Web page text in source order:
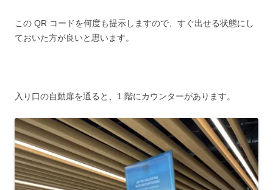
この QR コードを何度も提示しますので、すぐ出せる状態にし
ておいた方が良いと思います。
入り口の自動扉を通ると、1 階にカウンターがあります。